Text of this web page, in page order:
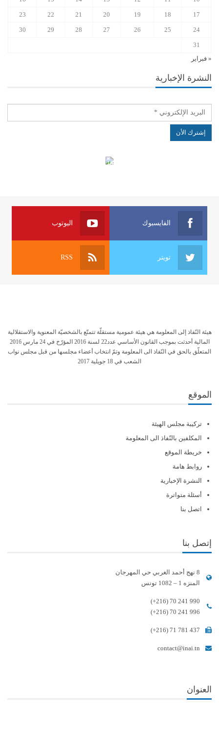
17
18
19
20
21
22
23
24
25
26
27
28
29
30
31
« فبراير
النشرة الإخبارية
الهياكل الخاضعة لقانون النفاذ إلى المعلومة
الفايسبوك اليوتوب
تويتر RSS
هيئة النّفاذ إلى المعلومة هي هيئة عمومية مستقلّة تتمتّع بالشخصيّة المعنوية والاستقلالية
المالية أحدثت بموجب القانون الأساسي عدد22 لسنة 2016 المؤرّخ في 24 مارس 2016
المتعلّق بالحق في النّفاذ الى المعلومة وتمّ انتخاب أعضاء مجلسها من قبل مجلس نواب
الشعب في 18 جويلية 2017
الموقع
تركيبة مجلس الهيئة
المكلفين بالنّفاذ الى المعلومة
خريطة الموقع
روابط هامة
النشرة الإخبارية
أسئلة متواترة
اتصل بنا
إتصل بنا
8 نهج أحمد الغربي حي المهرجان
المنزه 1 – 1082 تونس
(+216) 70 241 990
(+216) 70 241 996
(+216) 71 781 437
contact@inai.tn
العنوان